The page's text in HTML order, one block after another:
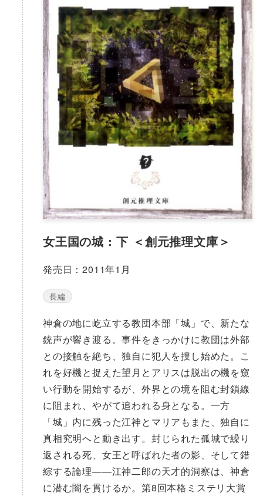
女王国の城 : 下 ＜創元推理文庫＞
発売日：2011年1月
長編
神倉の地に屹立する教団本部「城」で、新たな
銃声が響き渡る。事件をきっかけに教団は外部
との接触を絶ち、独自に犯人を捜し始めた。こ
れを好機と捉えた望月とアリスは脱出の機を窺
い行動を開始するが、外界との境を阻む封鎖線
に阻まれ、やがて追われる身となる。一方
「城」内に残った江神とマリアもまた、独自に
真相究明へと動き出す。封じられた孤城で繰り
返される死、女王と呼ばれた者の影、そして錯
綜する論理——江神二郎の天才的洞察は、神倉
に潜む闇を貫けるか。第8回本格ミステリ大賞